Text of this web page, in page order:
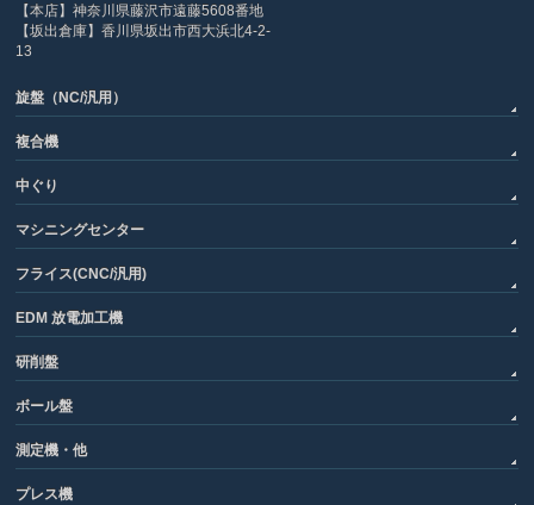
【本店】神奈川県藤沢市遠藤5608番地
【坂出倉庫】香川県坂出市西大浜北4-2-
13
旋盤（NC/汎用）
複合機
中ぐり
マシニングセンター
フライス(CNC/汎用)
EDM 放電加工機
研削盤
ボール盤
測定機・他
プレス機